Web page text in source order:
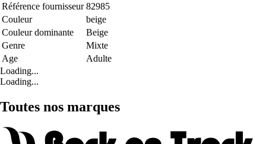
Référence fournisseur 82985
Couleur
beige
Couleur dominante
Beige
Genre
Mixte
Age
Adulte
Loading...
Loading...
Toutes nos marques